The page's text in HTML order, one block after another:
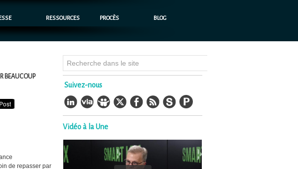
RESSOURCES PROCÈS BLOG
BEAUCOUP
de repasser par
Suivez-nous
Vidéo à la Une